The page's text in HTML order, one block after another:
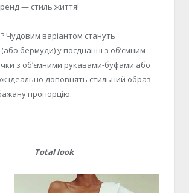
— стиль життя!
Чудовим варіантом стануть
бермуди) у поєднанні з об’ємним
з об’ємними рукавами-буфами або
ідеально доповнять стильний образ
пропорцію.
Total look